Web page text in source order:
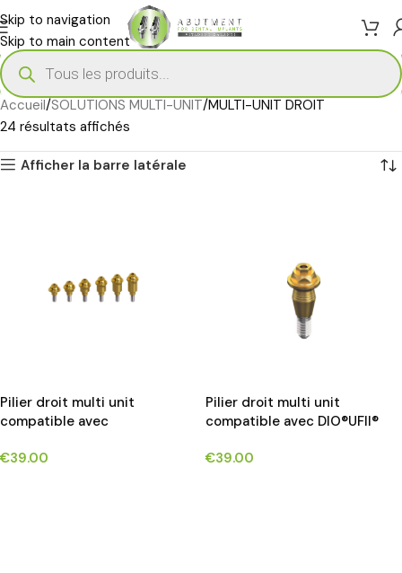
Skip to navigation
Skip to main content
Accueil SOLUTIONS MULTI-UNIT MULTI-UNIT DROIT
24 résultats affichés
Afficher la barre latérale
Pilier droit multi unit
compatible avec
implants*
€39.00
Pilier droit multi unit
compatible avec DIO®UFII®
€39.00